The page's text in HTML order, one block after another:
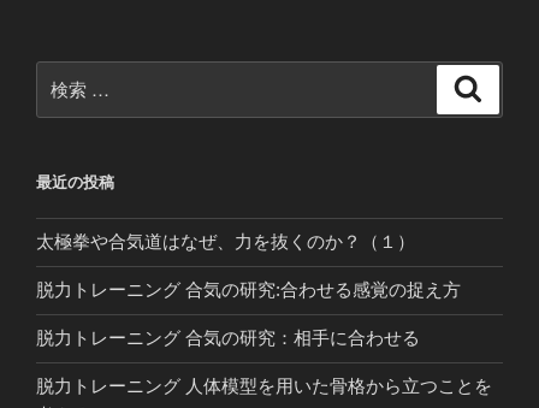
索:
最近の投稿
太極拳や合気道はなぜ、力を抜くのか？（１）
脱力トレーニング 合気の研究:合わせる感覚の捉え方
脱力トレーニング 合気の研究：相手に合わせる
脱力トレーニング 人体模型を用いた骨格から立つことを